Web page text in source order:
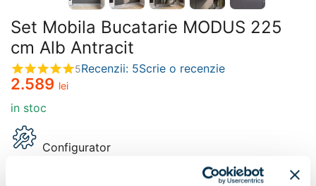
Set Mobila Bucatarie MODUS 225
cm Alb Antracit
5Recenzii: 5Scrie o recenzie
2.589 lei
in stoc
Configurator